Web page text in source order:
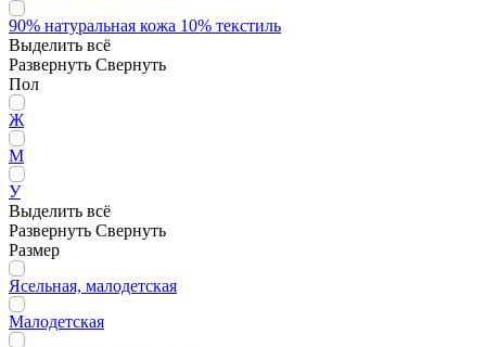
90% натуральная кожа 10% текстиль
Выделить всё
Развернуть Свернуть
Пол
Ж
М
У
Выделить всё
Развернуть Свернуть
Размер
Ясельная, малодетская
Малодетская